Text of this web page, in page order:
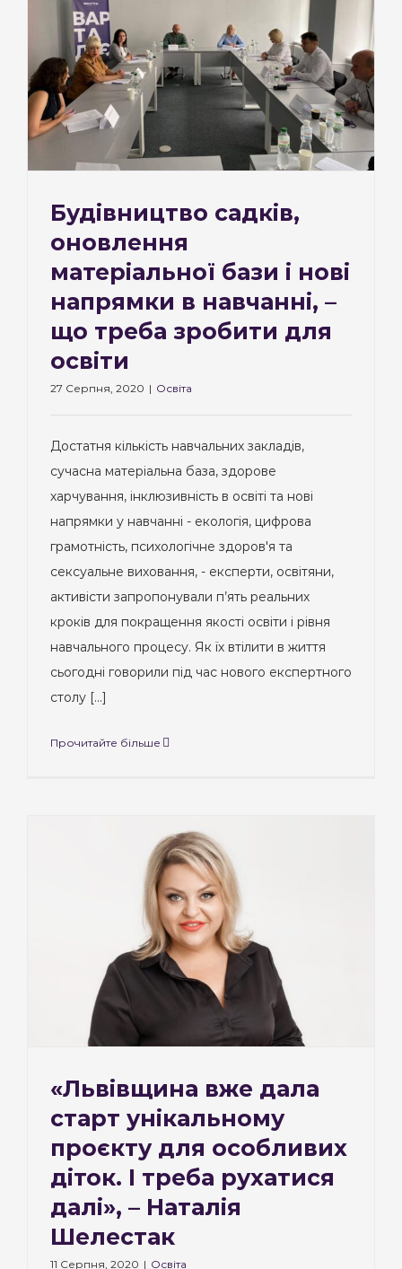
Будівництво садків,
оновлення
матеріальної бази і нові
напрямки в навчанні, –
що треба зробити для
освіти
27 Серпня, 2020 | Освіта
Достатня кількість навчальних закладів,
сучасна матеріальна база, здорове
харчування, інклюзивність в освіті та нові
напрямки у навчанні - екологія, цифрова
грамотність, психологічне здоров'я та
сексуальне виховання, - експерти, освітяни,
активісти запропонували п’ять реальних
кроків для покращення якості освіти і рівня
навчального процесу. Як їх втілити в життя
сьогодні говорили під час нового експертного
столу [...]
Прочитайте більше
«Львівщина вже дала
старт унікальному
проєкту для особливих
діток. І треба рухатися
далі», – Наталія
Шелестак
11 Серпня, 2020 | Освіта